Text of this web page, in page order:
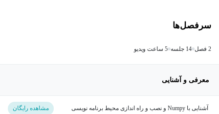
سرفصل‌ها
2 فصل 14 جلسه 5 ساعت ویدیو
معرفی و آشنایی
آشنایی با Numpy و نصب و راه اندازی محیط برنامه نویسی مشاهده رایگان